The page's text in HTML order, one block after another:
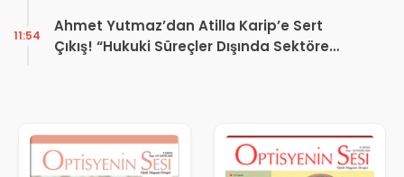
Ahmet Yutmaz’dan Atilla Karip’e Sert
Çıkış! “Hukuki Süreçler Dışında Sektöre
11:54